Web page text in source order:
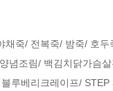
죽/ 전복죽/ 밤죽/ 호
념조림/ 백김치닭가슴
루베리크레이프/ STEP